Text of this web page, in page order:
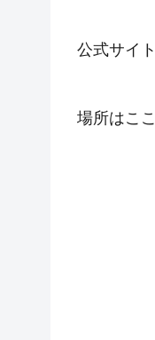
公式サイ
場所はこ